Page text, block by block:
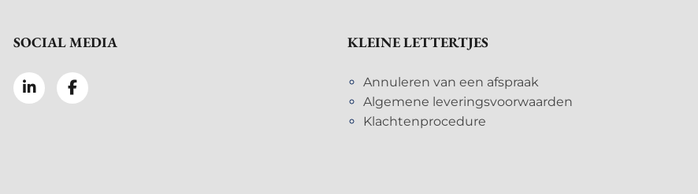
SOCIAL MEDIA KLEINE LETTERTJES
Annuleren van een afspraak
Algemene leveringsvoorwaarden
Klachtenprocedure